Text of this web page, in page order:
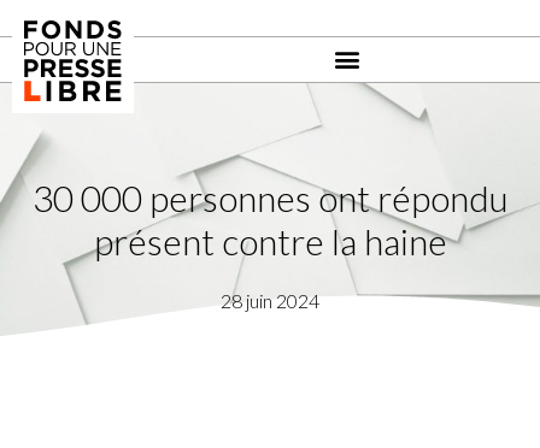
30 000 personnes ont répondu
présent contre la haine
28 juin 2024